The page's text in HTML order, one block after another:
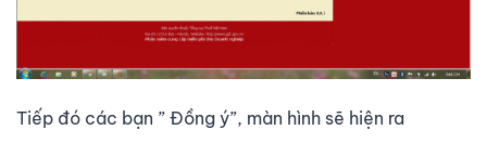
Tiếp đó các bạn ” Đồng ý”, màn hình sẽ hiện ra